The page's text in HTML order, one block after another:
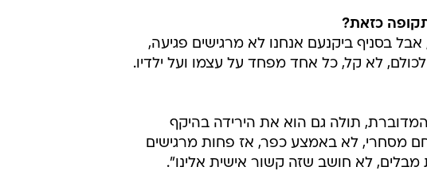
כזאת?
בסניף ביקנעם אנחנו לא מרגישים פגיעה,
לא קל, כל אחד מפחד על עצמו ועל ילדיו.
תולה גם הוא את הירידה בהיקף
מסחרי, לא באמצע כפר, אז פחות מרגישים
מבלים, לא חושב שזה קשור אישית אלינו".